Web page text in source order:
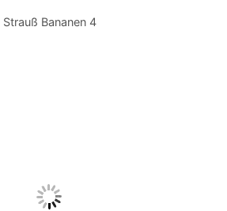
Strauß Bananen 4